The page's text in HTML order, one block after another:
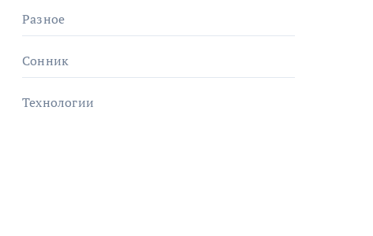
Разное
Сонник
Технологии